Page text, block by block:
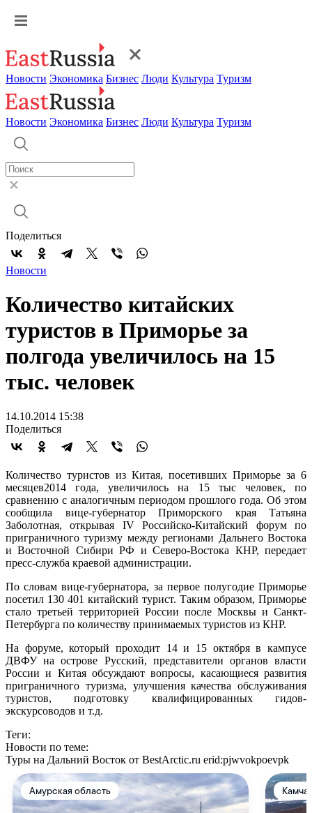
Новости Экономика Бизнес Люди Культура Туризм
Новости Экономика Бизнес Люди Культура Туризм
Поделиться
Новости
Количество китайских
туристов в Приморье за
полгода увеличилось на 15
тыс. человек
14.10.2014 15:38
Поделиться
Количество туристов из Китая, посетивших Приморье за 6
месяцев2014 года,увеличилось на 15 тыс человек, по
сравнению с аналогичным периодом прошлого года. Об этом
сообщила вице-губернатор Приморского края Татьяна
Заболотная, открывая IV Российско-Китайский форум по
приграничного туризму между регионами Дальнего Востока
и Восточной Сибири РФ и Северо-Востока КНР, передает
пресс-служба краевой администрации.
По словам вице-губернатора, за первое полугодие Приморье
посетил 130 401 китайский турист. Таким образом, Приморье
стало третьей территорией России после Москвы и Санкт-
Петербурга по количеству принимаемых туристов из КНР.
На форуме, который проходит 14 и 15 октября в кампусе
ДВФУ на острове Русский, представители органов власти
России и Китая обсуждают вопросы, касающиеся развития
приграничного туризма, улучшения качества обслуживания
туристов, подготовку квалифицированных гидов-
экскурсоводов и т.д.
Теги:
Новости по теме:
Туры на Дальний Восток от BestArctic.ru erid:pjwvokpoevpk